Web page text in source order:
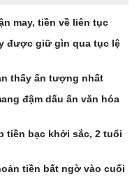
may, tiền về liên tục
được giữ gìn qua tục lệ
thấy ấn tượng nhất
đậm dấu ấn văn hóa
tiền bạc khởi sắc, 2 tuổi
tiền bất ngờ vào cuối